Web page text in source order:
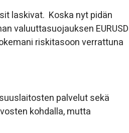
laskivat. Koska nyt pidän
valuuttasuojauksen EURUSD
riskitasoon verrattuna
palvelut sekä
kohdalla, mutta